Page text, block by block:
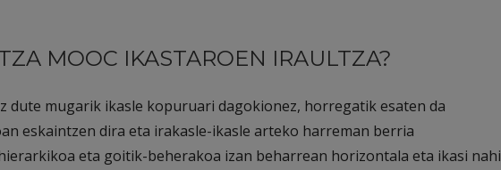
MOOC IKASTAROEN IRAULTZA?
dute mugarik ikasle kopuruari dagokionez, horregatik esaten da
eskaintzen dira eta irakasle-ikasle arteko harreman berria
eta goitik-beherakoa izan beharrean horizontala eta ikasi nahi